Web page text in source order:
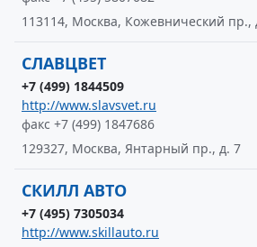
113114, Москва, Кожевнический пр.,
СЛАВЦВЕТ
+7 (499) 1844509
http://www.slavsvet.ru
факс +7 (499) 1847686
129327, Москва, Янтарный пр., д. 7
СКИЛЛ АВТО
+7 (495) 7305034
http://www.skillauto.ru